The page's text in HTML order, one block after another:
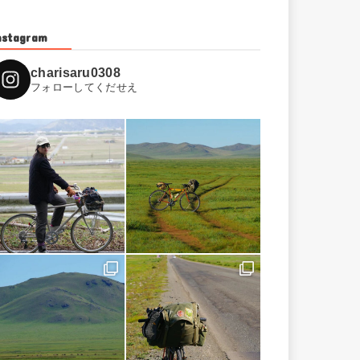
charisaru0308
フォローしてくだせえ